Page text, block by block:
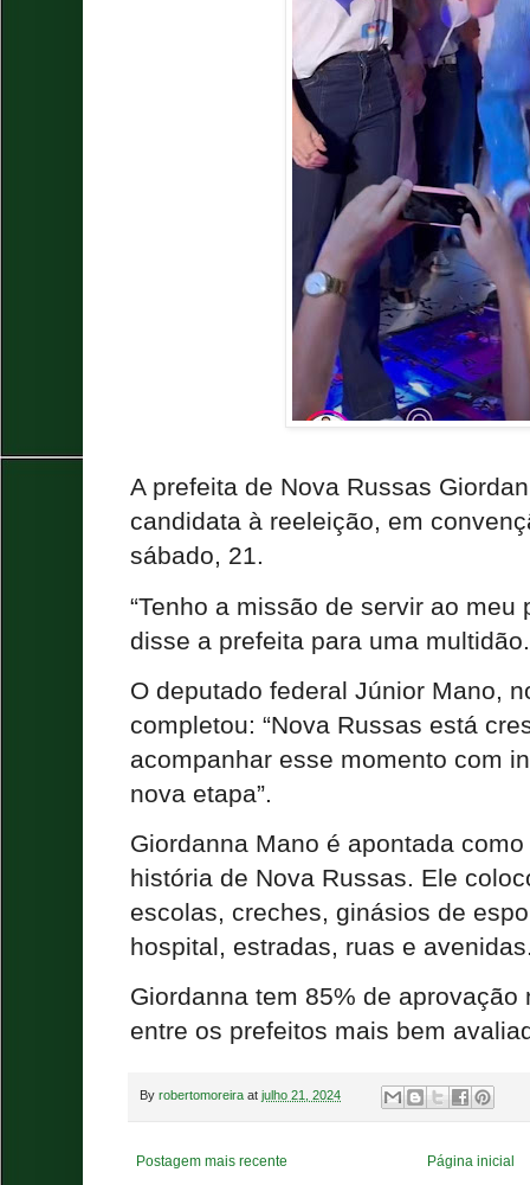
A prefeita de Nova Russas
candidata à reeleição, em
sábado, 21.
“Tenho a missão de servir ao meu
disse a prefeita para uma
O deputado federal Júnior Mano,
completou: “Nova Russas está
acompanhar esse momento com
nova etapa”.
Giordanna Mano é apontada
história de Nova Russas. Ele
escolas, creches, ginásios de
hospital, estradas, ruas e
Giordanna tem 85% de aprovação
entre os prefeitos mais bem
By robertomoreira at julho 21, 2024
Postagem mais recente Página inicial